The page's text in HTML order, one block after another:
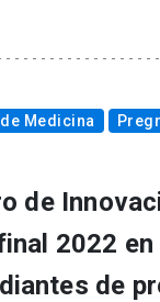
Medicina
de
2022
de